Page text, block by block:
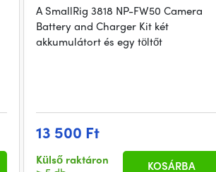
A SmallRig 3818 NP-FW50 Camera
Battery and Charger Kit két
akkumulátort és egy töltőt
13 500 Ft
Külső raktáron
KOSÁRBA